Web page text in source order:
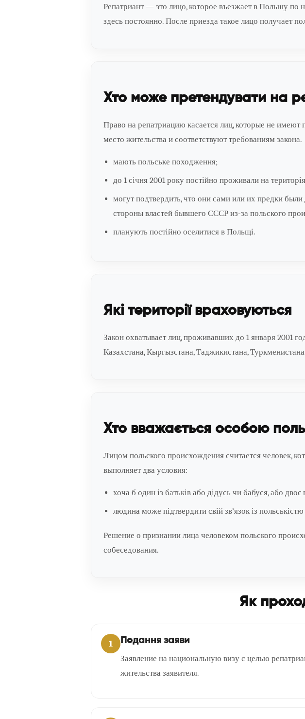
Репатриант — это лицо, которое въезжает в Польшу по
здесь постоянно. После приезда такое лицо получает
Хто може претендувати на
Право на репатриацию касается лиц, которые не имеют
место жительства и соответствуют требованиям закона.
мають польське походження;
до 1 січня 2001 року постійно проживали на
могут подтвердить, что они сами или их предки
стороны властей бывшего СССР из-за польского
планують постійно оселитися в Польщі.
Які території враховуються
Закон охватывает лиц, проживавших до 1 января 2001
Казахстана, Кыргызстана, Таджикистана,
Хто вважається особою
Лицом польского происхождения считается человек,
выполняет два условия:
хоча б один із батьків або дідусь чи бабуся, або двоє
людина може підтвердити свій зв’язок із
Решение о признании лица человеком польского
собеседования.
Як
1 Подання заяви
Заявление на национальную визу с целью
жительства заявителя.